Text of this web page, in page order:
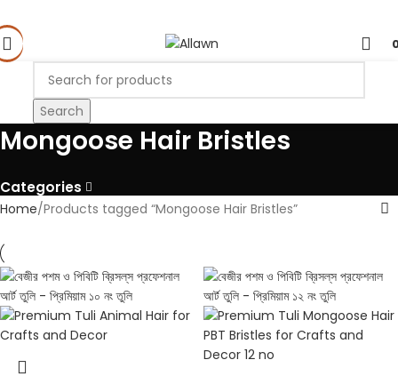
Search
Mongoose Hair Bristles
Categories
Home Products tagged “Mongoose Hair Bristles”